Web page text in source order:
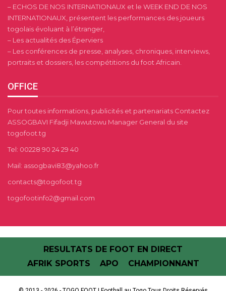
– ECHOS DE NOS INTERNATIONAUX et le WEEK END DE NOS
INTERNATIONAUX, présentent les performances des joueurs
togolais évoluant à l’étranger,
– Les actualités des Éperviers
– Les conférences de presse, analyses, chroniques, interviews,
portraits et dossiers, les compétitions du foot Africain.
OFFICE
Pour toutes informations, publicités et partenariats Contactez
ASSOGBAVI Fifadji Mawutowu Manager General du site
togofoot.tg
Tel: 00228 90 24 29 40
Mail: assogbavi83@yahoo.fr
contacts@togofoot.tg
togofootinfo2@gmail.com
RESULTATS DE FOOT EN DIRECT
AFRIK SPORTS
APO CHAMPIONNANT